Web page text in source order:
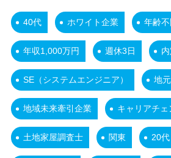
40代 ホワイト企業 年齢不
年収1,000万円 週休3日
SE（システムエンジニア） 地
地域未来牽引企業 キャリアチェ
土地家屋調査士 関東 20